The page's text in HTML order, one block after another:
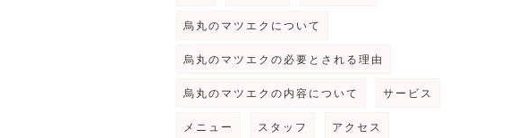
烏丸のマツエクについて
烏丸のマツエクの必要とされる理由
烏丸のマツエクの内容について サービス
メニュー スタッフ アクセス